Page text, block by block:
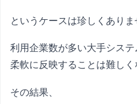
というケースは珍しくありま
利用企業数が多い大手シス
柔軟に反映することは難しく
その結果、